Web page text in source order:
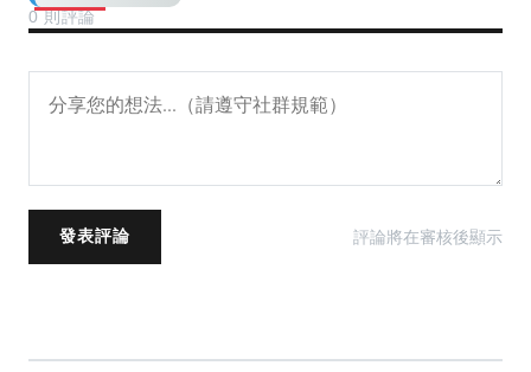
0 則評論
發表評論 評論將在審核後顯示